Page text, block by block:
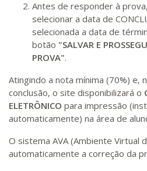
Antes de responder à
selecionar a data de
selecionada a data de
botão "SALVAR E
PROVA".
Atingindo a nota mínima (70%) e,
conclusão, o site disponibilizará o
ELETRÔNICO para impressão
automaticamente) na área de
O sistema AVA (Ambiente Virtual
automaticamente a correção da